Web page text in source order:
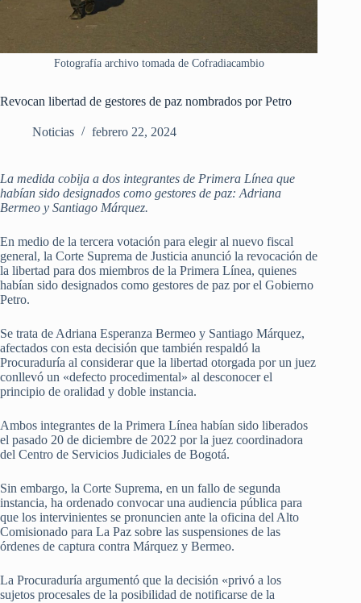
Fotografía archivo tomada de Cofradiacambio
Revocan libertad de gestores de paz nombrados por Petro
Noticias febrero 22, 2024
La medida cobija a dos integrantes de Primera Línea que
habían sido designados como gestores de paz: Adriana
Bermeo y Santiago Márquez.
En medio de la tercera votación para elegir al nuevo fiscal
general, la Corte Suprema de Justicia anunció la revocación de
la libertad para dos miembros de la Primera Línea, quienes
habían sido designados como gestores de paz por el Gobierno
Petro.
Se trata de Adriana Esperanza Bermeo y Santiago Márquez,
afectados con esta decisión que también respaldó la
Procuraduría al considerar que la libertad otorgada por un juez
conllevó un «defecto procedimental» al desconocer el
principio de oralidad y doble instancia.
Ambos integrantes de la Primera Línea habían sido liberados
el pasado 20 de diciembre de 2022 por la juez coordinadora
del Centro de Servicios Judiciales de Bogotá.
Sin embargo, la Corte Suprema, en un fallo de segunda
instancia, ha ordenado convocar una audiencia pública para
que los intervinientes se pronuncien ante la oficina del Alto
Comisionado para La Paz sobre las suspensiones de las
órdenes de captura contra Márquez y Bermeo.
La Procuraduría argumentó que la decisión «privó a los
sujetos procesales de la posibilidad de notificarse de la